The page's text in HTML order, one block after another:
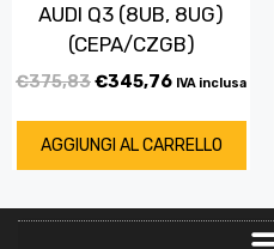
AUDI Q3 (8UB, 8UG)
(CEPA/CZGB)
€375,83€345,76 IVA inclusa
AGGIUNGI AL CARRELLO